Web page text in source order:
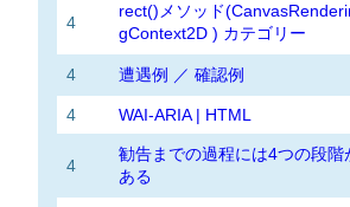
4
rect()メソッド
gContext2D ) カテゴリー
4 遭遇例 ／ 確認例
4 WAI-ARIA | HTML
4
勧告までの過程には4つの段階
ある